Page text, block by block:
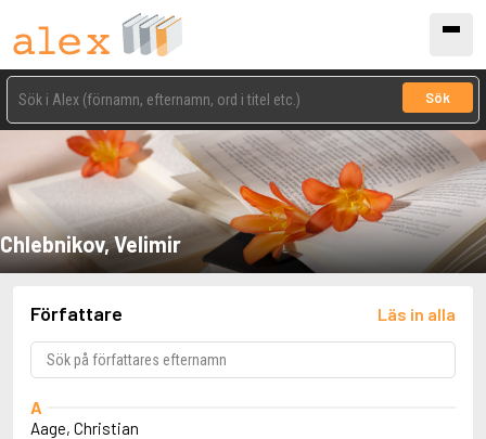
Sök
Chlebnikov, Velimir
Författare Läs in alla
A
Aage, Christian